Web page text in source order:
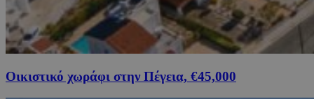
Οικιστικό χωράφι στην Πέγεια, €45,000